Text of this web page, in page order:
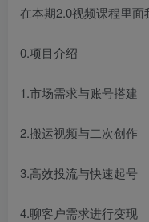
在本期2.0视频课程里
0.项目介绍
1.市场需求与账号搭建
2.搬运视频与二次创作
3.高效投流与快速起号
4.聊客户需求进行变现